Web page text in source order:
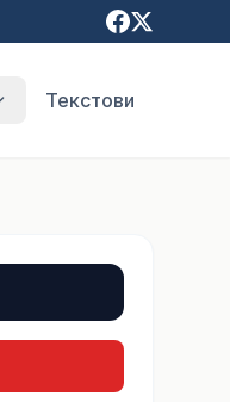
Текстови